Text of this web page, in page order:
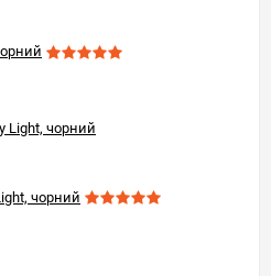
Light, чорний
чорний